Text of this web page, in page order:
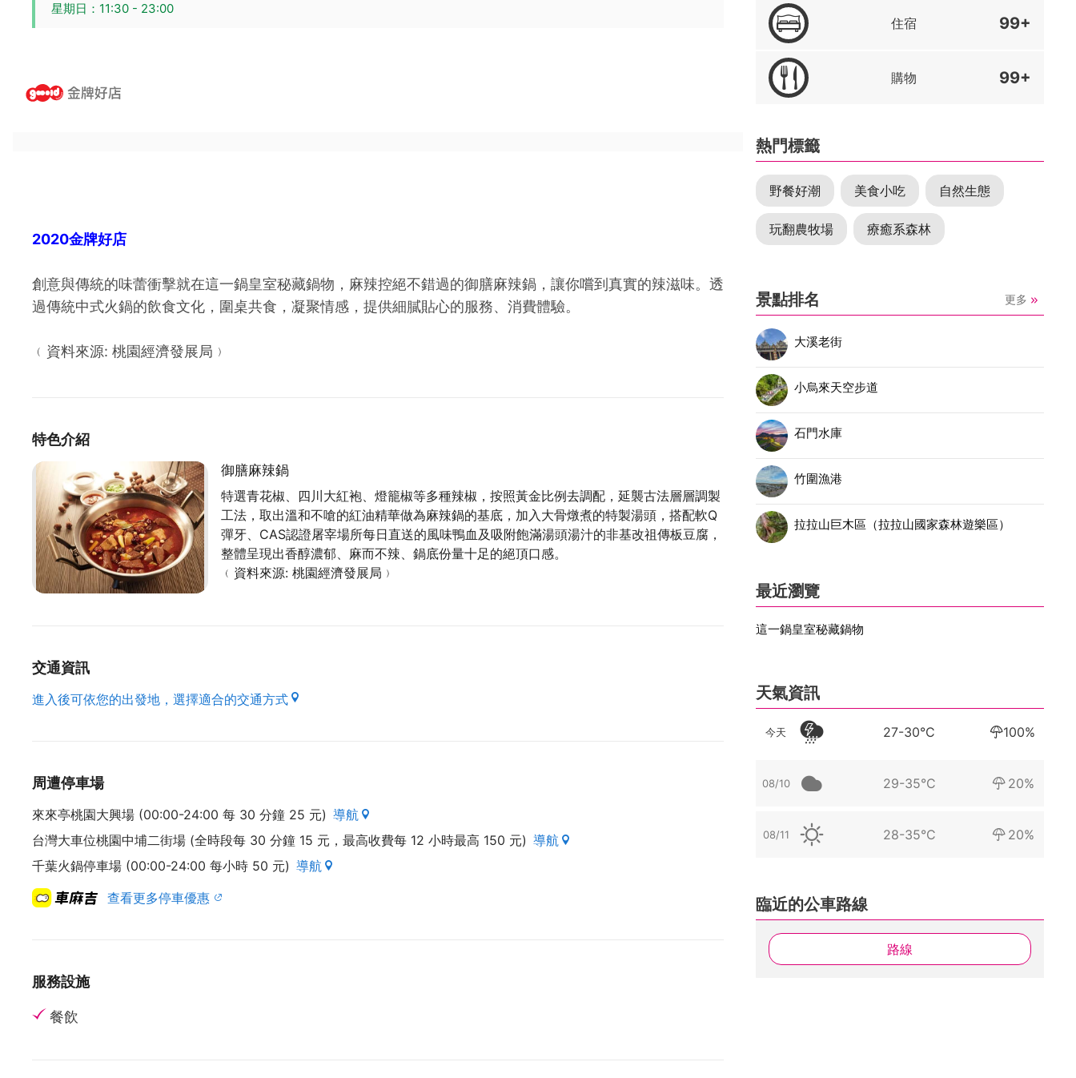
星期日：11:30 - 23:00
2020金牌好店
創意與傳統的味蕾衝擊就在這一鍋皇室秘藏鍋物，麻辣控絕不錯過的御膳麻辣鍋，讓你嚐到真實的辣滋味。透
過傳統中式火鍋的飲食文化，圍桌共食，凝聚情感，提供細膩貼心的服務、消費體驗。
﹙資料來源: 桃園經濟發展局﹚
特色介紹
御膳麻辣鍋
特選青花椒、四川大紅袍、燈籠椒等多種辣椒，按照黃金比例去調配，延襲古法層層調製
工法，取出溫和不嗆的紅油精華做為麻辣鍋的基底，加入大骨燉煮的特製湯頭，搭配軟Q
彈牙、CAS認證屠宰場所每日直送的風味鴨血及吸附飽滿湯頭湯汁的非基改祖傳板豆腐，
整體呈現出香醇濃郁、麻而不辣、鍋底份量十足的絕頂口感。
﹙資料來源: 桃園經濟發展局﹚
交通資訊
進入後可依您的出發地，選擇適合的交通方式
周遭停車場
來來亭桃園大興場 (00:00-24:00 每 30 分鐘 25 元) 導航
台灣大車位桃園中埔二街場 (全時段每 30 分鐘 15 元，最高收費每 12 小時最高 150 元) 導航
千葉火鍋停車場 (00:00-24:00 每小時 50 元) 導航
查看更多停車優惠
服務設施
餐飲
住宿 99+
購物 99+
熱門標籤
野餐好潮 美食小吃 自然生態
玩翻農牧場 療癒系森林
景點排名 更多
大溪老街
小烏來天空步道
石門水庫
竹圍漁港
拉拉山巨木區（拉拉山國家森林遊樂區）
最近瀏覽
這一鍋皇室秘藏鍋物
天氣資訊
今天 27-30°C 100%
08/10 29-35°C 20%
08/11 28-35°C 20%
臨近的公車路線
路線